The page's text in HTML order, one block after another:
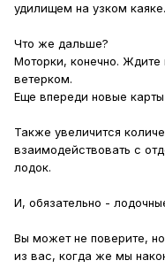
удилищем на узком каяке.
Что же дальше?
Моторки, конечно. Ждите
ветерком.
Еще впереди новые
Также увеличится
взаимодействовать с
лодок.
И, обязательно -
Вы может не поверите,
из вас, когда же мы